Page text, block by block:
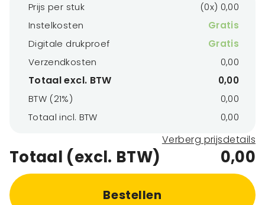
Prijs per stuk
(0x) 0,00
Instelkosten
Gratis
Digitale drukproef
Gratis
Verzendkosten
0,00
Totaal excl. BTW
0,00
BTW (21%)
0,00
Totaal incl. BTW
0,00
Verberg prijsdetails
Totaal (excl. BTW) 0,00
Bestellen